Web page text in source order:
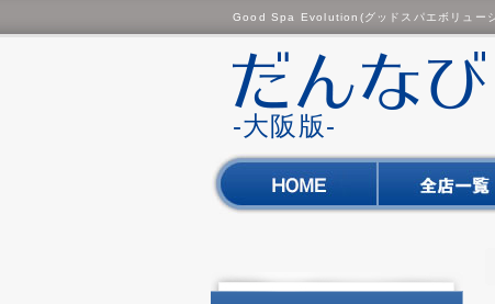
Good Spa Evolution(グッドスパエボリュー
-大阪版-